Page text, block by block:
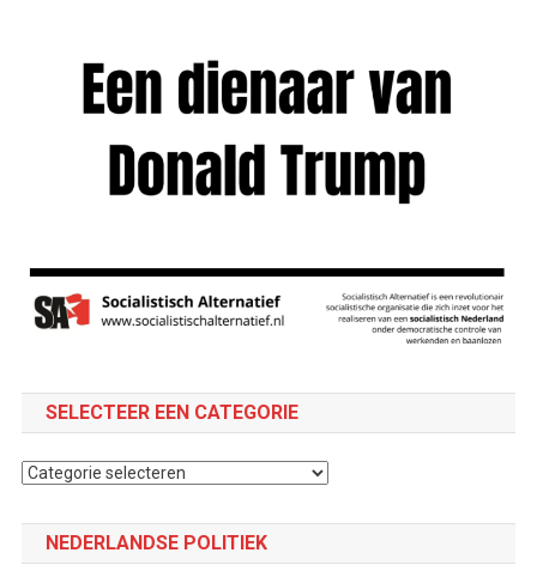
SELECTEER EEN CATEGORIE
Selecteer
categorie
NEDERLANDSE POLITIEK